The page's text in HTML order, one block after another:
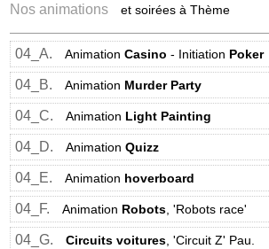
Nos animations et soirées à Thème
04_A. AnimationCasino - Initiation Poker
04_B. Animation Murder Party
04_C. Animation Light Painting
04_D. AnimationQuizz
04_E. Animation hoverboard
04_F. Animation Robots, 'Robots race'
04_G. Circuits voitures, 'Circuit Z' Pau.